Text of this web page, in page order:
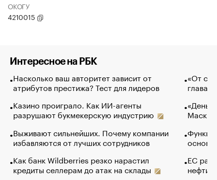
ОКОГУ
4210015
Интересное на РБК
Насколько ваш авторитет зависит от
атрибутов престижа? Тест для лидеров
Казино проиграло. Как ИИ-агенты
разрушают букмекерскую индустрию
Выживают сильнейших. Почему компании
избавляются от лучших сотрудников
Как банк Wildberries резко нарастил
кредиты селлерам до атак на склады
«От
глава
Маск в
основ
ЕС
нефти